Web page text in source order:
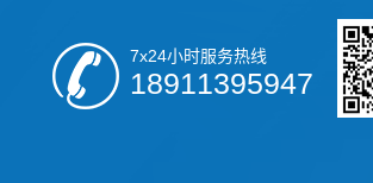
7x24小时服务热线
18911395947